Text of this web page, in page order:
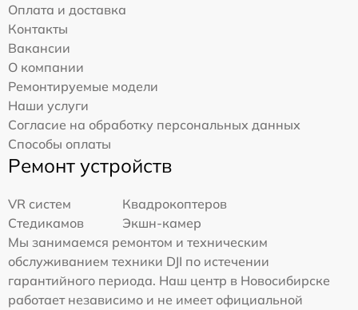
Оплата и доставка
Контакты
Вакансии
О компании
Ремонтируемые модели
Наши услуги
Согласие на обработку персональных данных
Способы оплаты
Ремонт устройств
VR систем
Квадрокоптеров
Стедикамов
Экшн-камер
Мы занимаемся ремонтом и техническим
обслуживанием техники DJI по истечении
гарантийного периода. Наш центр в Новосибирске
работает независимо и не имеет официальной